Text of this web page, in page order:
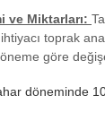
ve Miktarları:
toprak
göre
döneminde